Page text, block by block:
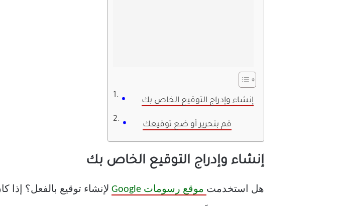
إنشاء وإدراج التوقيع الخاص بك
قم بتحرير أو ضع توقيعك
إنشاء وإدراج التوقيع الخاص بك
هل استخدمت موقع رسومات Google لإنشاء توقيع بالفعل؟